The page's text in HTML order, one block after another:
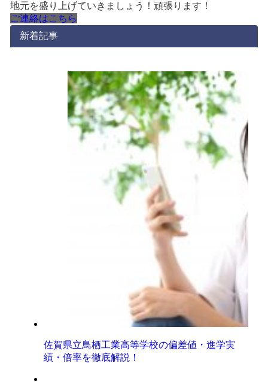
地元を盛り上げていきましょう！頑張ります！
ご連絡はこちら
新着記事
佐賀県立鳥栖工業高等学校の偏差値・進学実
績・倍率を徹底解説！